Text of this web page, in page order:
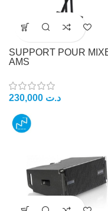
SUPPORT POUR
AMS
د.ت